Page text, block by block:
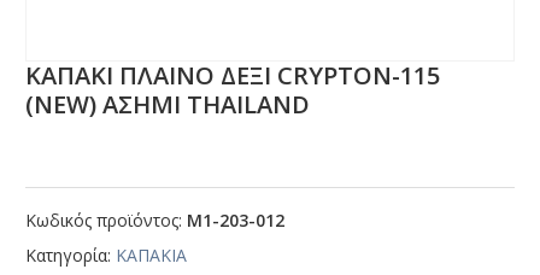
ΚΑΠΑΚΙ ΠΛΑΙΝΟ ΔΕΞΙ CRΥΡΤΟΝ-115
(ΝΕW) ΑΣΗΜΙ ΤΗΑΙLΑΝD
Κωδικός προϊόντος: Μ1-203-012
Κατηγορία: ΚΑΠΑΚΙΑ